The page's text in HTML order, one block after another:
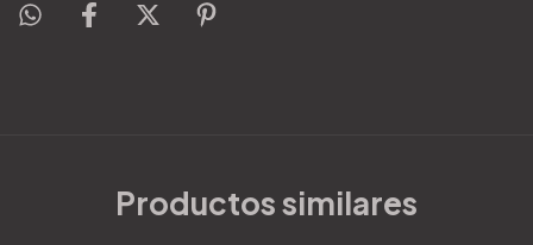
Productos similares